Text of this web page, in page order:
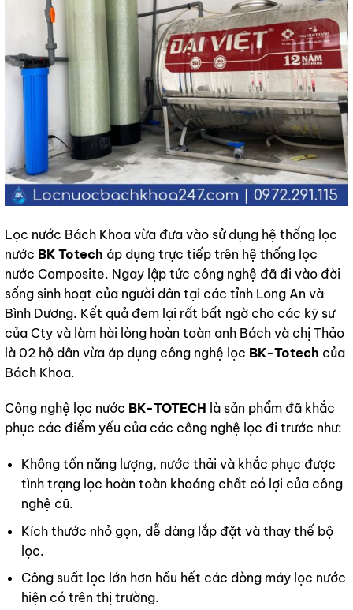
Lọc nước Bách Khoa vừa đưa vào sử dụng hệ thống lọc
nước BK Totech áp dụng trực tiếp trên hệ thống lọc
nước Composite. Ngay lập tức công nghệ đã đi vào đời
sống sinh hoạt của người dân tại các tỉnh Long An và
Bình Dương. Kết quả đem lại rất bất ngờ cho các kỹ sư
của Cty và làm hài lòng hoàn toàn anh Bách và chị Thảo
là 02 hộ dân vừa áp dụng công nghệ lọc BK-Totech của
Bách Khoa.
Công nghệ lọc nước BK-TOTECH là sản phẩm đã khắc
phục các điểm yếu của các công nghệ lọc đi trước như:
Không tốn năng lượng, nước thải và khắc phục được
tình trạng lọc hoàn toàn khoáng chất có lợi của công
nghệ cũ.
Kích thước nhỏ gọn, dễ dàng lắp đặt và thay thế bộ
lọc.
Công suất lọc lớn hơn hầu hết các dòng máy lọc nước
hiện có trên thị trường.